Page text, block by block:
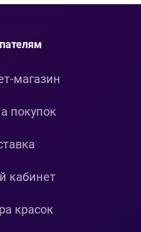
магазин
покупок
кабинет
красок